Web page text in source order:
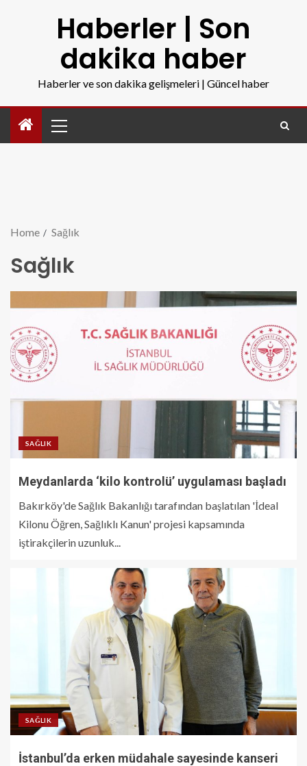
Haberler | Son
dakika haber
Haberler ve son dakika gelişmeleri | Güncel haber
Home Sağlık
Sağlık
SAĞLIK
Meydanlarda ‘kilo kontrolü’ uygulaması başladı
Bakırköy'de Sağlık Bakanlığı tarafından başlatılan 'İdeal
Kilonu Öğren, Sağlıklı Kanun' projesi kapsamında
iştirakçilerin uzunluk...
SAĞLIK
İstanbul’da erken müdahale sayesinde kanseri